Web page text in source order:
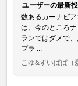
ユーザーの最新
数あるカーナビ
は、今のところ
ランではダメで
プラ ...
こゆ&すいぱぱ